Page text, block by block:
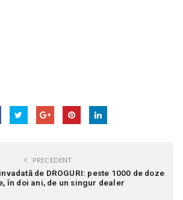
PRECEDENT
de DROGURI: peste 1000 de doze
în doi ani, de un singur dealer